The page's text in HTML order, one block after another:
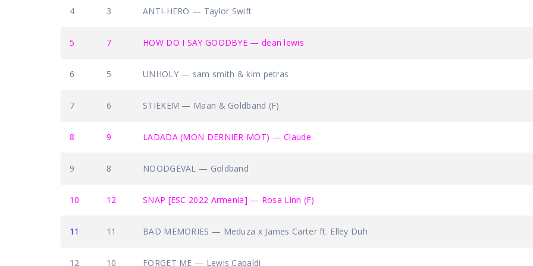
4 3 ANTI-HERO — Taylor Swift
5 7 HOW DO I SAY GOODBYE — dean lewis
6 5 UNHOLY — sam smith & kim petras
7 6 STIEKEM — Maan & Goldband (F)
8 9 LADADA (MON DERNIER MOT) — Claude
9 8 NOODGEVAL — Goldband
10 12 SNAP [ESC 2022 Armenia] — Rosa Linn (F)
11 11 BAD MEMORIES — Meduza x James Carter ft. Elley Duh
12 10 FORGET ME — Lewis Capaldi